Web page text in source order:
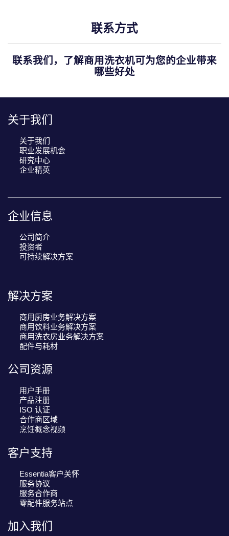
联系方式
联系我们，了解商用洗衣机可为您的企业带来
哪些好处
关于我们
关于我们
职业发展机会
研究中心
企业精英
企业信息
公司简介
投资者
可持续解决方案
解决方案
商用厨房业务解决方案
商用饮料业务解决方案
商用洗衣房业务解决方案
配件与耗材
公司资源
用户手册
产品注册
ISO 认证
合作商区域
烹饪概念视频
客户支持
Essentia客户关怀
服务协议
服务合作商
零配件服务站点
加入我们